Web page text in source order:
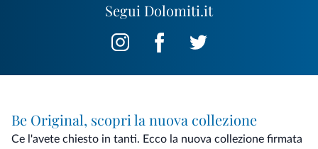
Segui Dolomiti.it
Be Original, scopri la nuova collezione
Ce l'avete chiesto in tanti. Ecco la nuova collezione firmata